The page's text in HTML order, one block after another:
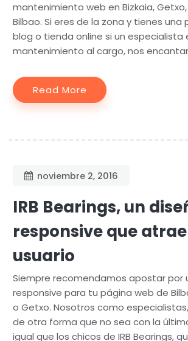
mantenimiento web en Bizkaia,
Bilbao. Si eres de la zona y tienes una
blog o tienda online si un especialista
mantenimiento al cargo, nos
Read More
noviembre 2, 2016
IRB Bearings, un
responsive que
usuario
Siempre recomendamos apostar por
responsive para tu página web de
o Getxo. Nosotros como
de otra forma que no sea con la
igual que los chicos de IRB Bearings,